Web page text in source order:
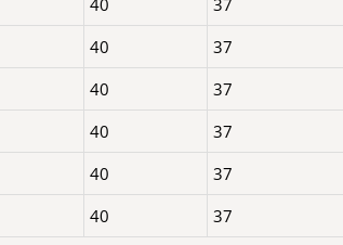
40
37
40
37
40
37
40
37
40
37
40 37